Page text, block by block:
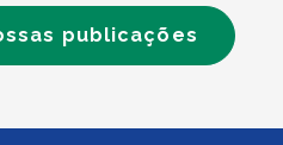
publicações